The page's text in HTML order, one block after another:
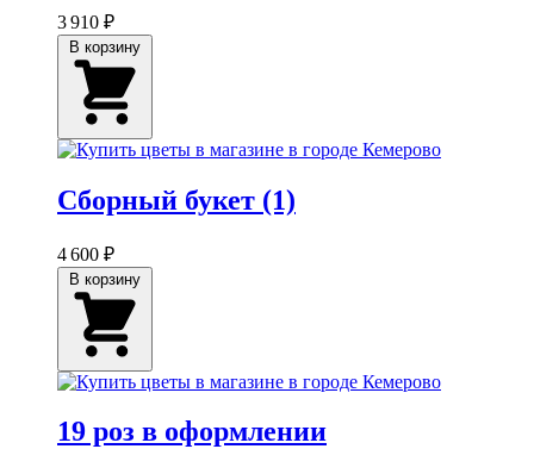
3 910 ₽
Сборный букет (1)
4 600 ₽
19 роз в оформлении